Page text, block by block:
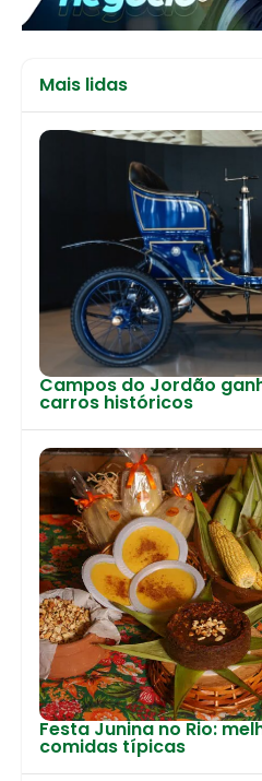
Mais lidas
Campos do Jordão
carros históricos
Festa Junina no Rio:
comidas típicas